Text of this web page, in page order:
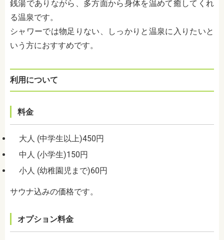
銭湯でありながら、多方面から身体を温めて癒してくれ
る温泉です。
シャワーでは物足りない、しっかりと温泉に入りたいと
いう方におすすめです。
利用について
料金
大人 (中学生以上)450円
中人 (小学生)150円
小人 (幼稚園児まで)60円
サウナ込みの価格です。
オプション料金